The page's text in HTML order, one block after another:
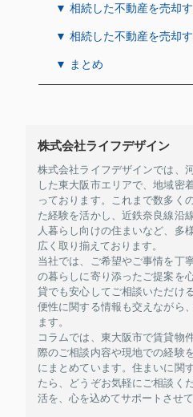
▼ 相続した不動産を売却
▼ 相続した不動産を売却
▼ まとめ
株式会社ライフデザイン
株式会社ライフデザインでは、
した東大阪市エリアで、地域密
っております。これまで数多く
た経験を活かし、近鉄奈良線沿
人暮らし向けの住まいなど、多
広く取り揃えております。
当社では、ご希望やご事情を丁
の暮らしに寄り添ったご提案を
貸でも安心してご相談いただけ
便性に関する情報も交えながら
ます。
コラムでは、東大阪市で賃貸物
際のご相談内容や現地での経験
にまとめています。住まいに関
たら、どうぞお気軽にご相談く
活を、心を込めてサポートさせ